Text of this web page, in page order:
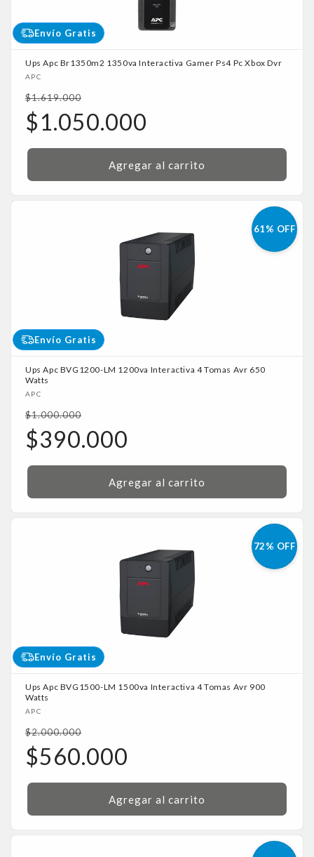
Envío Gratis
Ups Apc Br1350m2 1350va Interactiva Gamer Ps4 Pc Xbox Dvr
Proveedor:
APC
Precio
habitual
$1.619.000
Precio
de
oferta
$1.050.000
Agregar al carrito
61% OFF
Envío Gratis
Ups Apc BVG1200-LM 1200va Interactiva 4 Tomas Avr 650
Watts
Proveedor:
APC
Precio
habitual
$1.000.000
Precio
de
oferta
$390.000
Agregar al carrito
72% OFF
Envío Gratis
Ups Apc BVG1500-LM 1500va Interactiva 4 Tomas Avr 900
Watts
Proveedor:
APC
Precio
habitual
$2.000.000
Precio
de
oferta
$560.000
Agregar al carrito